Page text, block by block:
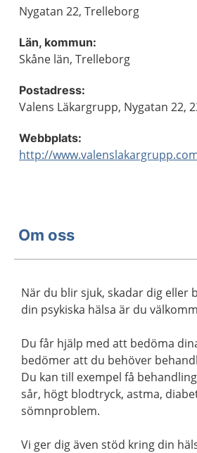
Nygatan 22, Trelleborg
Län, kommun:
Skåne län, Trelleborg
Postadress:
Valens Läkargrupp, Nygatan 22,
Webbplats:
http://
Om oss
När du blir sjuk, skadar dig eller
din psykiska hälsa är du
Du får hjälp med att bedöma
bedömer att du behöver
Du kan till exempel få
sår, högt blodtryck, astma,
sömnproblem.
Vi ger dig även stöd kring din